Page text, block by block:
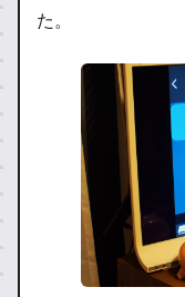
た。